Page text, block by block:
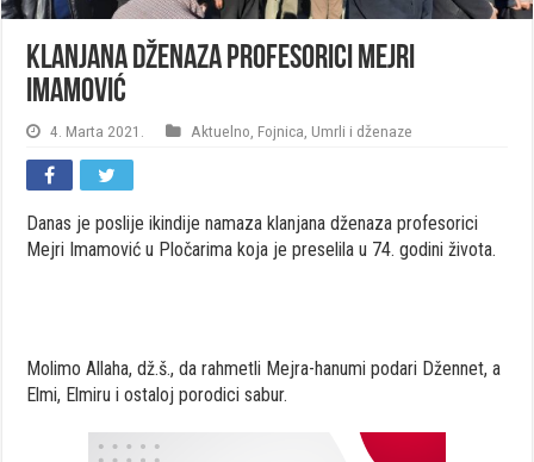
Klanjana dženaza profesorici Mejri
Imamović
4. Marta 2021. Aktuelno Fojnica Umrli i dženaze
Danas je poslije ikindije namaza klanjana dženaza profesorici
Mejri Imamović u Pločarima koja je preselila u 74. godini života.
Molimo Allaha, dž.š., da rahmetli Mejra-hanumi podari Džennet, a
Elmi, Elmiru i ostaloj porodici sabur.